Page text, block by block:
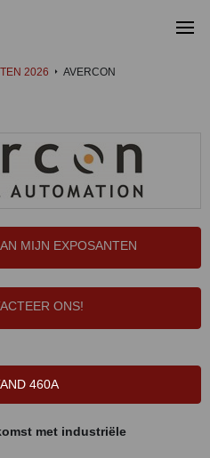
2026 AVERCON
MIJN EXPOSANTEN
ONS!
460A
met industriële